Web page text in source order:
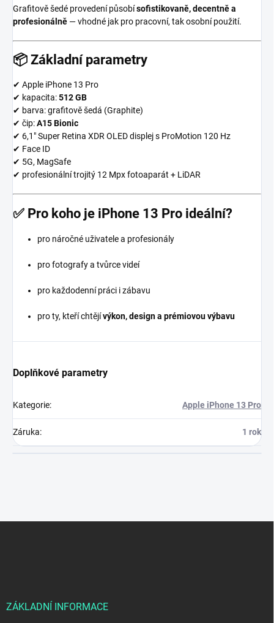
Grafitově šedé provedení působísofistikovaně, decentně a
profesionálně — vhodné jak pro pracovní, tak osobní použití.
📦 Základní parametry
✔ Apple iPhone 13 Pro
✔ kapacita:512 GB
✔ barva: grafitově šedá (Graphite)
✔ čip:A15 Bionic
✔ 6,1″ Super Retina XDR OLED displej s ProMotion 120 Hz
✔ Face ID
✔ 5G, MagSafe
✔ profesionální trojitý 12 Mpx fotoaparát + LiDAR
✅ Pro koho je iPhone 13 Pro ideální?
pro náročné uživatele a profesionály
pro fotografy a tvůrce videí
pro každodenní práci i zábavu
pro ty, kteří chtějívýkon, design a prémiovou výbavu
Doplňkové parametry
Kategorie: Apple iPhone 13 Pro
Záruka: 1 rok
ZÁKLADNÍ INFORMACE